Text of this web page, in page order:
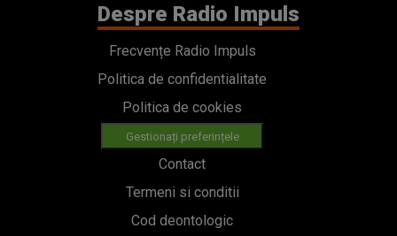
Despre Radio Impuls
Frecvențe Radio Impuls
Politica de confidentialitate
Politica de cookies
Gestionați preferințele
Contact
Termeni si conditii
Cod deontologic